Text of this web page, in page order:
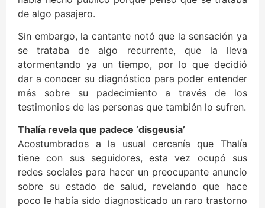
de algo pasajero.
Sin embargo, la cantante notó que la sensación ya
se trataba de algo recurrente, que la lleva
atormentando ya un tiempo, por lo que decidió
dar a conocer su diagnóstico para poder entender
más sobre su padecimiento a través de los
testimonios de las personas que también lo sufren.
Thalía revela que padece ‘disgeusia’
Acostumbrados a la usual cercanía que Thalía
tiene con sus seguidores, esta vez ocupó sus
redes sociales para hacer un preocupante anuncio
sobre su estado de salud, revelando que hace
poco le había sido diagnosticado un raro trastorno